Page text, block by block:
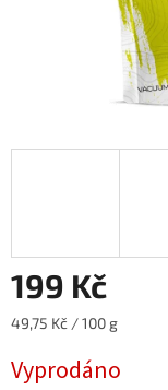
199 Kč
Měrná
49,75 Kč / 100 g
Vyprodáno